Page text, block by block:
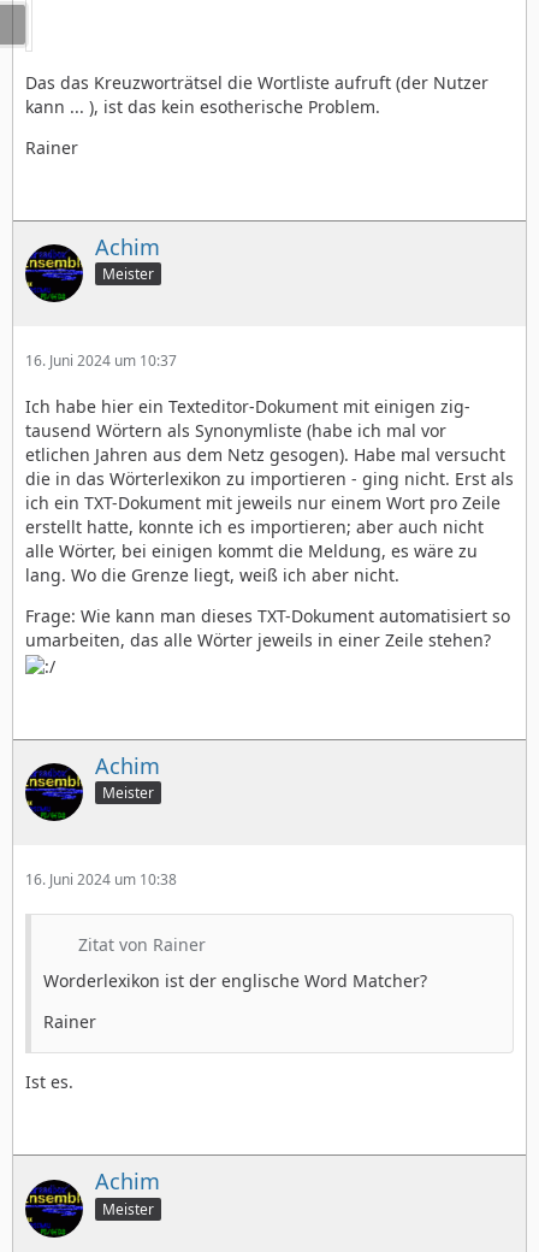
Das das Kreuzworträtsel die Wortliste aufruft (der Nutzer
kann ... ), ist das kein esotherische Problem.
Rainer
Achim
Meister
16. Juni 2024 um 10:37
Ich habe hier ein Texteditor-Dokument mit einigen zig-
tausend Wörtern als Synonymliste (habe ich mal vor
etlichen Jahren aus dem Netz gesogen). Habe mal versucht
die in das Wörterlexikon zu importieren - ging nicht. Erst als
ich ein TXT-Dokument mit jeweils nur einem Wort pro Zeile
erstellt hatte, konnte ich es importieren; aber auch nicht
alle Wörter, bei einigen kommt die Meldung, es wäre zu
lang. Wo die Grenze liegt, weiß ich aber nicht.
Frage: Wie kann man dieses TXT-Dokument automatisiert so
umarbeiten, das alle Wörter jeweils in einer Zeile stehen?
Achim
Meister
16. Juni 2024 um 10:38
Zitat von Rainer
Worderlexikon ist der englische Word Matcher?
Rainer
Ist es.
Achim
Meister